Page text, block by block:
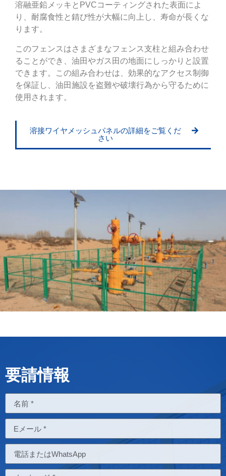
溶融亜鉛メッキとPVCコーティングされた表面によ
り、耐腐食性と錆び性が大幅に向上し、寿命が長くな
ります。
このフェンスはさまざまなフェンス支柱と組み合わせ
ることができ、油田やガス田の地面にしっかりと設置
できます。この組み合わせは、効果的なアクセス制御
を保証し、油田施設を盗難や破壊行為から守るために
使用されます。
溶接ワイヤメッシュパネルの詳細をご覧くだ
さい
要請情報